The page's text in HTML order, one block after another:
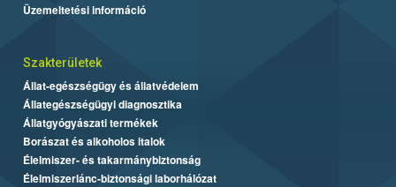
Üzemeltetési információ
Szakterületek
Állat-egészségügy és állatvédelem
Állategészségügyi diagnosztika
Állatgyógyászati termékek
Borászat és alkoholos italok
Élelmiszer- és takarmánybiztonság
Élelmiszerlánc-biztonsági laborhálózat